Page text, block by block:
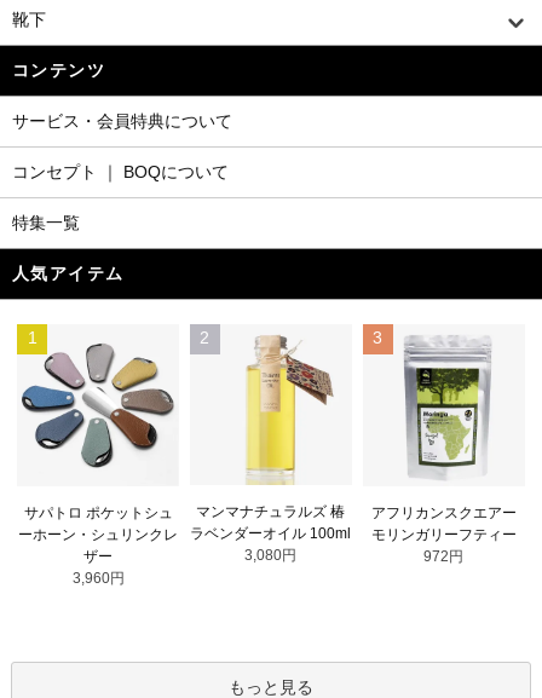
靴下
コンテンツ
サービス・会員特典について
コンセプト ｜ BOQについて
特集一覧
人気アイテム
1
サパトロ ポケットシュ
ーホーン・シュリンクレ
ザー
3,960円
2
マンマナチュラルズ 椿
ラベンダーオイル 100ml
3,080円
3
アフリカンスクエアー
モリンガリーフティー
972円
もっと見る